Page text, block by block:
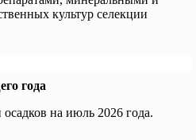
культур селекции
года
на июль 2026 года.